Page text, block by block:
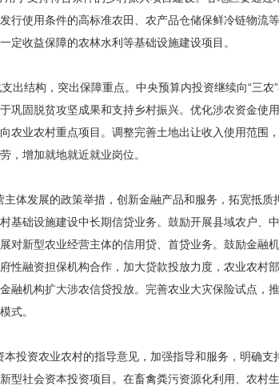
行使用条件的高标准农田、农产品仓储保鲜冷链物流
收益保障的农林水利等基础设施建设项目。
出结构，突出保障重点。中央预算内投资继续向“三
固脱贫攻坚成果和支持乡村振兴。优化涉农资金使
农业农村重点项目。调整完善土地出让收入使用范围
，增加就地就近就业岗位。
体发展的政策举措，创新金融产品和服务，拓宽抵
础设施建设中长期信贷业务。鼓励开展县域农户、
新型农业经营主体的信用贷、首贷业务。鼓励金融
性融资担保机构合作，加大贷款投放力度，农业农村
融机构扩大涉农信贷投放。完善农业大灾保险试点，
式。
投资农业农村的指导意见，加强指导和服务，明确
型社会资本投资项目。在畜禽粪污资源化利用、农村